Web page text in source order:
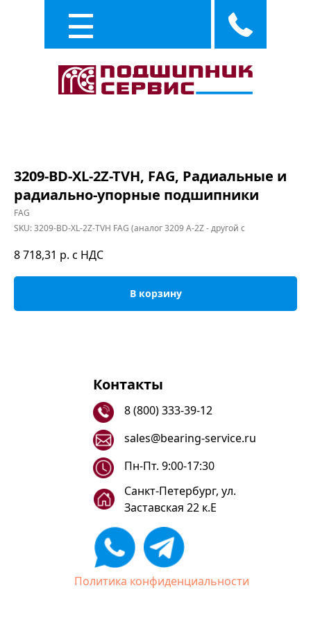
3209-BD-XL-2Z-TVH, FAG, Радиальные и
радиально-упорные подшипники
FAG
SKU:3209-BD-XL-2Z-TVH FAG (аналог 3209 A-2Z - другой с
8 718,31 р. с НДС
В корзину
Контакты
8 (800) 333-39-12
sales@bearing-service.ru
Санкт-Петербург, ул.
Заставская 22 к.Е
Пн-Пт. 9:00-17:30
Политика конфиденциальности